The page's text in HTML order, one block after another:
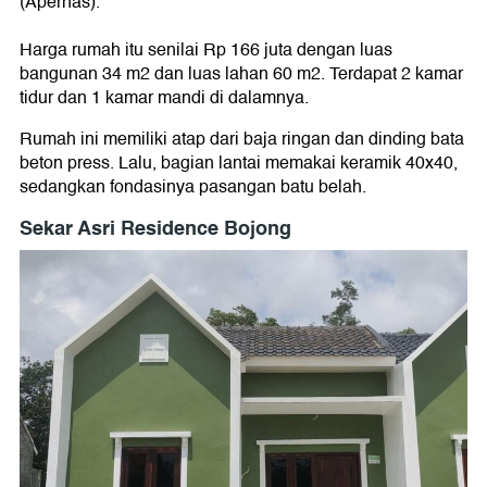
Harga rumah itu senilai Rp 166 juta dengan luas
bangunan 34 m2 dan luas lahan 60 m2. Terdapat 2 kamar
tidur dan 1 kamar mandi di dalamnya.
Rumah ini memiliki atap dari baja ringan dan dinding bata
beton press. Lalu, bagian lantai memakai keramik 40x40,
sedangkan fondasinya pasangan batu belah.
Sekar Asri Residence Bojong